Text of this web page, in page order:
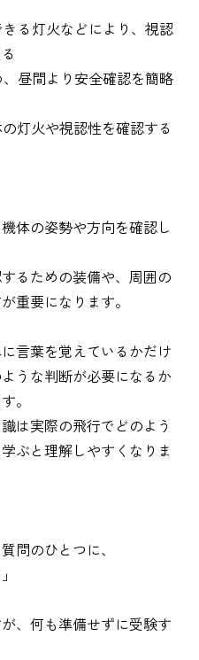
る灯火などにより、視認
昼間より安全確認を簡略
灯火や視認性を確認する
体の姿勢や方向を確認し
るための装備や、周囲の
重要になります。
言葉を覚えているかだけ
うな判断が必要になるか
。
は実際の飛行でどのよう
ぶと理解しやすくなりま
問のひとつに、
、何も準備せずに受験す